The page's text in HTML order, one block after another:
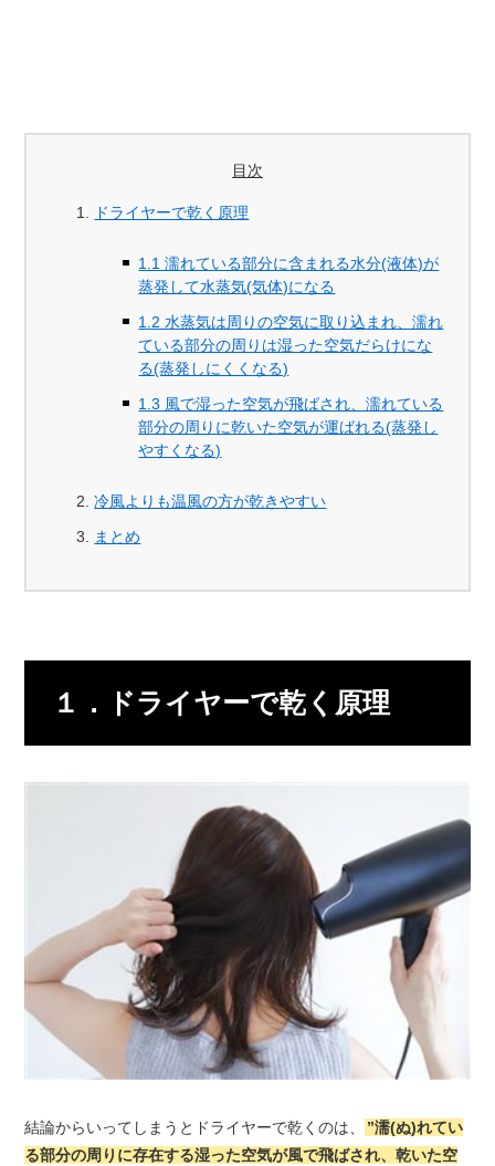
目次
ドライヤーで乾く原理
1.1 濡れている部分に含まれる水分(液体)が
蒸発して水蒸気(気体)になる
1.2 水蒸気は周りの空気に取り込まれ、濡れ
ている部分の周りは湿った空気だらけにな
る(蒸発しにくくなる)
1.3 風で湿った空気が飛ばされ、濡れている
部分の周りに乾いた空気が運ばれる(蒸発し
やすくなる)
冷風よりも温風の方が乾きやすい
まとめ
１．ドライヤーで乾く原理
結論からいってしまうとドライヤーで乾くのは、
”濡(ぬ)れてい
る部分の周りに存在する湿った空気が風で飛ばされ、乾いた空